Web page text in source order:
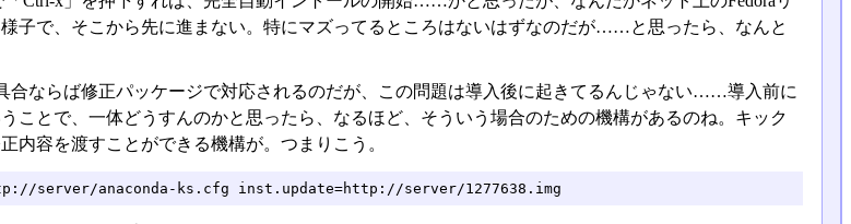
子で、そこから先に進まない。特にマズってるところはないはずなのだが……と思ったら、なんと
合ならば修正パッケージで対応されるのだが、この問題は導入後に起きてるんじゃない……導入前に
とで、一体どうすんのかと思ったら、なるほど、そういう場合のための機構があるのね。キック
内容を渡すことができる機構が。つまりこう。
server/anaconda-ks.cfg inst.update=http://server/1277638.img